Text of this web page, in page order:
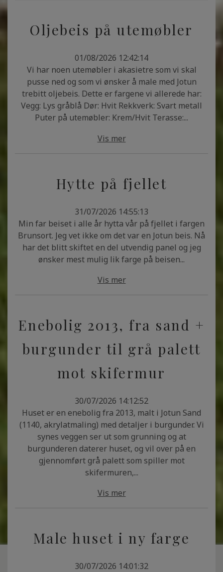
Oljebeis på utemøbler
01/08/2026 12:42:14
Vi har noen utemøbler i akasietre som vi skal
pusse ned og som vi ønsker å male med Jotun
trebitt oljebeis. Dette er fargene vi allerede har:
Vegg: Lys gråblå Dør: Hvit Rekkverk: Svart metall
Puter på utemøbler: Krem/Hvit Terasse:...
Vis mer
Hytte på fjellet
31/07/2026 14:55:13
Min far beiset i alle år hytta vår på fjellet i fargen
Brunsort. Jeg vet ikke om det var en Jotun beis. Nå
har det blitt skiftet en del utvendig panel og jeg
ønsker mest mulig lik farge på beisen...
Vis mer
Enebolig 2013, fra sand +
burgunder til grå palett
mot skifermur
30/07/2026 14:12:52
Huset er en enebolig fra 2013, malt i Jotun Sand
(1140, akrylatmaling) med detaljer i burgunder. Vi
synes veggen ser ut som grunning og at
burgunderen daterer huset, og vil over på en
gjennomført grå palett som spiller mot
skifermuren,...
Vis mer
Male huset i ny farge
30/07/2026 14:01:32